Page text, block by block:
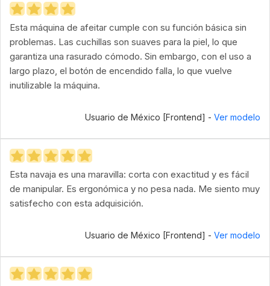
Esta máquina de afeitar cumple con su función básica sin
problemas. Las cuchillas son suaves para la piel, lo que
garantiza una rasurado cómodo. Sin embargo, con el uso a
largo plazo, el botón de encendido falla, lo que vuelve
inutilizable la máquina.
Usuario de México [Frontend] - Ver modelo
Esta navaja es una maravilla: corta con exactitud y es fácil
de manipular. Es ergonómica y no pesa nada. Me siento muy
satisfecho con esta adquisición.
Usuario de México [Frontend] - Ver modelo